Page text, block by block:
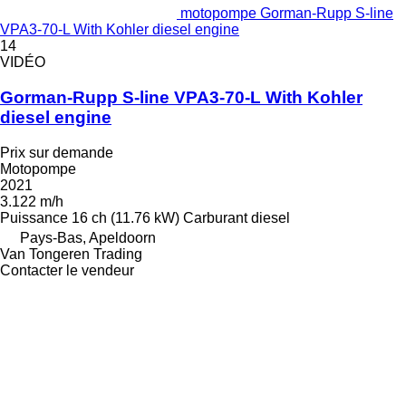
motopompe Gorman-Rupp S-line
VPA3-70-L With Kohler diesel engine
14
VIDÉO
Gorman-Rupp S-line VPA3-70-L With Kohler
diesel engine
Prix sur demande
Motopompe
2021
3.122 m/h
Puissance 16 ch (11.76 kW) Carburant diesel
Pays-Bas, Apeldoorn
Van Tongeren Trading
Contacter le vendeur